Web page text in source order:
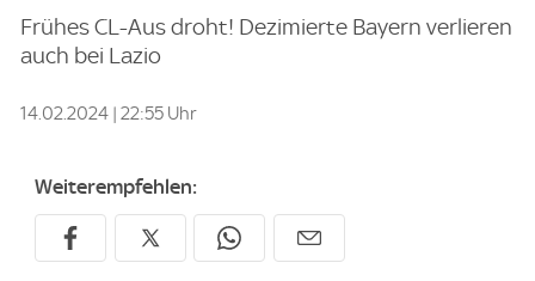
Frühes CL-Aus droht! Dezimierte Bayern verlieren
auch bei Lazio
14.02.2024 | 22:55 Uhr
Weiterempfehlen: